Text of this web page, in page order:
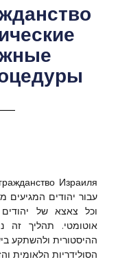
עבור יהודים המגיעים
וכל צאצא של
אוטומטי. תהליך זה
ההיסטורית ולהשתקע
הסולידריות הלאומית